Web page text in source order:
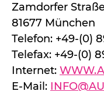
Zamdorfer
81677 München
Telefon: +49-(0)
Telefax: +49-(0)
Internet:
E-Mail: